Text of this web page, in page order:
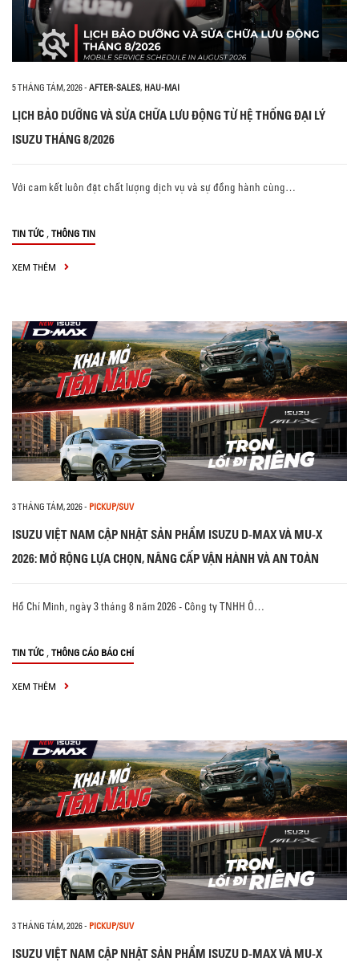
5 THÁNG TÁM, 2026- AFTER-SALES, HAU-MAI
LỊCH BẢO DƯỠNG VÀ SỬA CHỮA LƯU ĐỘNG TỪ HỆ THỐNG ĐẠI LÝ
ISUZU THÁNG 8/2026
Với cam kết luôn đặt chất lượng dịch vụ và sự đồng hành cùng…
TIN TỨC , THÔNG TIN
XEM THÊM
3 THÁNG TÁM, 2026- PICKUP/SUV
ISUZU VIỆT NAM CẬP NHẬT SẢN PHẨM ISUZU D-MAX VÀ MU-X
2026: MỞ RỘNG LỰA CHỌN, NÂNG CẤP VẬN HÀNH VÀ AN TOÀN
Hồ Chí Minh, ngày 3 tháng 8 năm 2026 - Công ty TNHH Ô…
TIN TỨC , THÔNG CÁO BÁO CHÍ
XEM THÊM
3 THÁNG TÁM, 2026- PICKUP/SUV
ISUZU VIỆT NAM CẬP NHẬT SẢN PHẨM ISUZU D-MAX VÀ MU-X